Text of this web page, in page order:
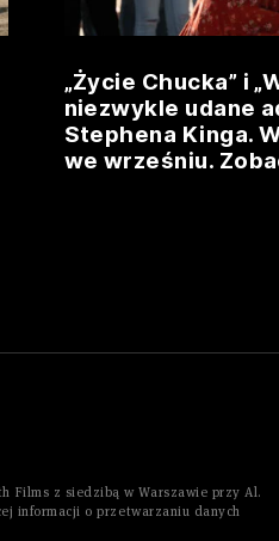
„Życie Chucka” i
niezwykle udane
Stephena Kinga.
we wrześniu.
Films z siedzibą w Warszawie przy Al.
informacji o przetwarzaniu danych